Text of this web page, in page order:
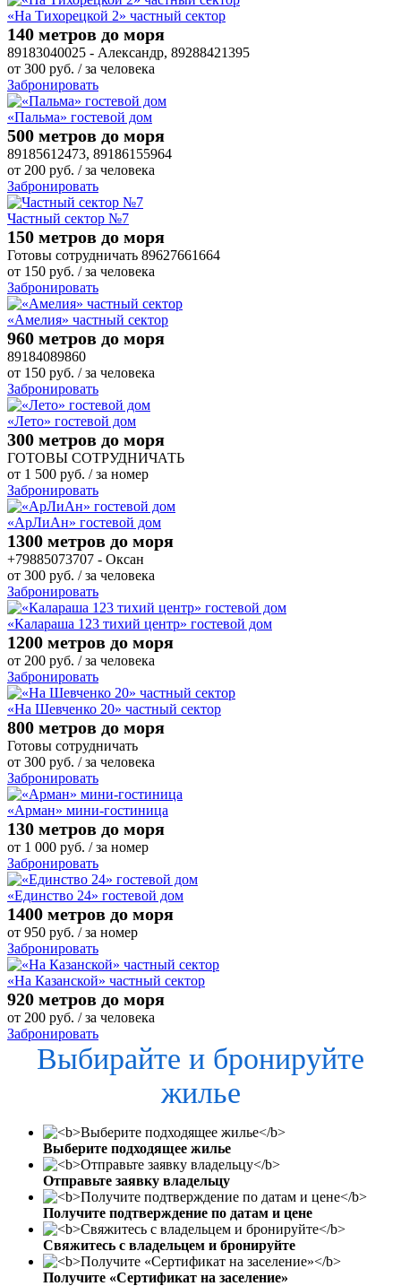
«На Тихорецкой 2» частный сектор
140 метров до моря
89183040025 - Александр, 89288421395
от 300 руб. / за человека
Забронировать
«Пальма» гостевой дом
500 метров до моря
89185612473, 89186155964
от 200 руб. / за человека
Забронировать
Частный сектор №7
150 метров до моря
Готовы сотрудничать 89627661664
от 150 руб. / за человека
Забронировать
«Амелия» частный сектор
960 метров до моря
89184089860
от 150 руб. / за человека
Забронировать
«Лето» гостевой дом
300 метров до моря
ГОТОВЫ СОТРУДНИЧАТЬ
от 1 500 руб. / за номер
Забронировать
«АрЛиАн» гостевой дом
1300 метров до моря
+79885073707 - Оксан
от 300 руб. / за человека
Забронировать
«Калараша 123 тихий центр» гостевой дом
1200 метров до моря
от 200 руб. / за человека
Забронировать
«На Шевченко 20» частный сектор
800 метров до моря
Готовы сотрудничать
от 300 руб. / за человека
Забронировать
«Арман» мини-гостиница
130 метров до моря
от 1 000 руб. / за номер
Забронировать
«Единство 24» гостевой дом
1400 метров до моря
от 950 руб. / за номер
Забронировать
«На Казанской» частный сектор
920 метров до моря
от 200 руб. / за человека
Забронировать
Выбирайте и бронируйте
жилье
Выберите подходящее жилье
Отправьте заявку владельцу
Получите подтверждение по датам и цене
Свяжитесь с владельцем и бронируйте
Получите «Сертификат на заселение»